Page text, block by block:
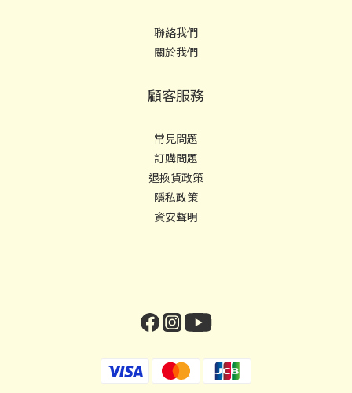
聯絡我們
關於我們
顧客服務
常見問題
訂購問題
退換貨政策
隱私政策
資安聲明